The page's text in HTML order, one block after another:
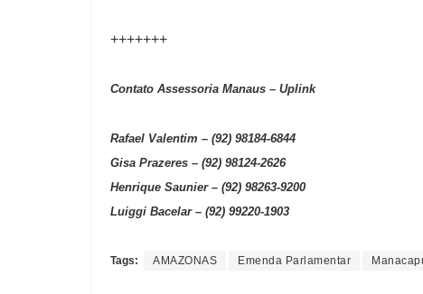
+++++++
Contato Assessoria Manaus – Uplink
Rafael Valentim – (92) 98184-6844
Gisa Prazeres – (92) 98124-2626
Henrique Saunier – (92) 98263-9200
Luiggi Bacelar – (92) 99220-1903
Tags: AMAZONAS Emenda Parlamentar